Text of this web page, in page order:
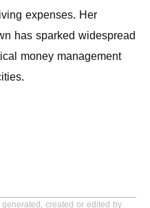
expenses. Her
has sparked widespread
money management
created or edited by